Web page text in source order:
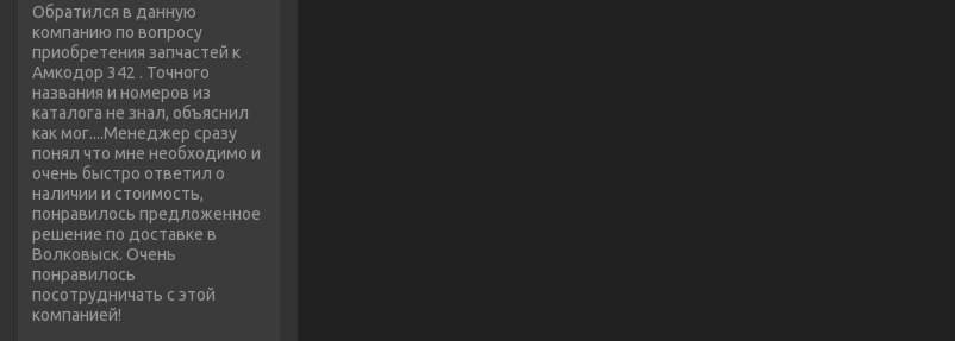
Обратился в данную
компанию по вопросу
приобретения запчастей к
Амкодор 342 . Точного
названия и номеров из
каталога не знал, объяснил
как мог....Менеджер сразу
понял что мне необходимо и
очень быстро ответил о
наличии и стоимость,
понравилось предложенное
решение по доставке в
Волковыск. Очень
понравилось
посотрудничать с этой
компанией!